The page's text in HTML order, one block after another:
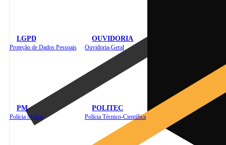
LGPD
Proteção de Dados Pessoais
OUVIDORIA
Ouvidoria-Geral
PM
Polícia Militar
POLITEC
Polícia Técnico-Científica